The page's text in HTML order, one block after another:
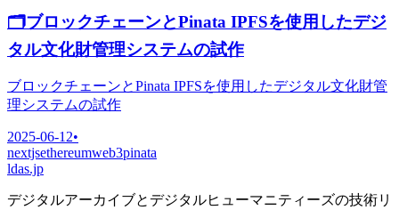
🗂ブロックチェーンとPinata IPFSを使用したデジ
タル文化財管理システムの試作
ブロックチェーンとPinata IPFSを使用したデジタル文化財管
理システムの試作
2025-06-12•
nextjsethereumweb3pinata
ldas.jp
デジタルアーカイブとデジタルヒューマニティーズの技術リ